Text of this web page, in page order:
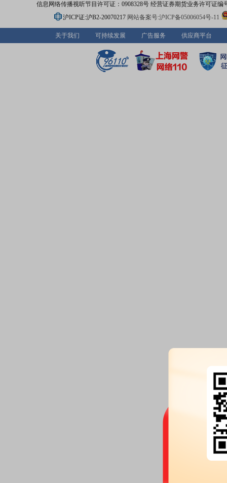
信息网络传播视听节目许可证：0908328号 经营证券期货业务许可证编
沪ICP证:沪B2-20070217 网站备案号:沪ICP备05006054号-11
关于我们 可持续发展 广告服务 供应商平台